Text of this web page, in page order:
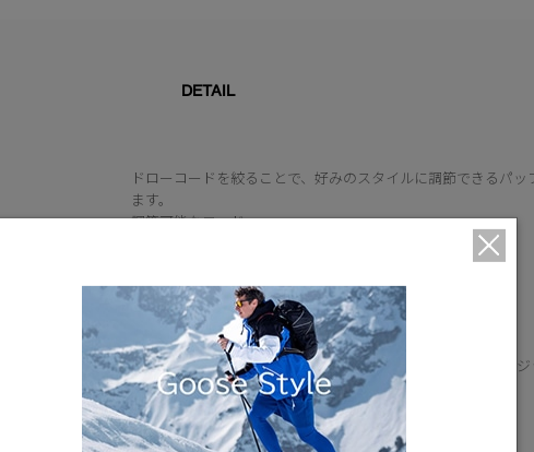
DETAIL
ドローコードを絞ることで、好みのスタイルに調節できるパ
ます。
調節可能なフード
ベルクロで調節可能な袖口
3つの外側ポケット：ジッパー付きのハンドポケットが2つ、
ヒートセット加工のリフレクティブディテール